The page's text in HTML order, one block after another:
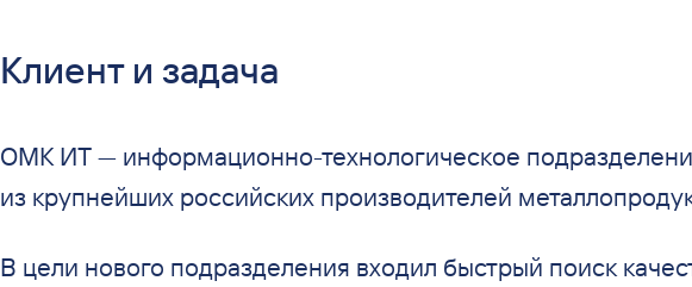
Клиент и задача
ОМК ИТ —информационно-технологическое
из крупнейших российских производителей
В цели нового подразделения входил быстрый поиск